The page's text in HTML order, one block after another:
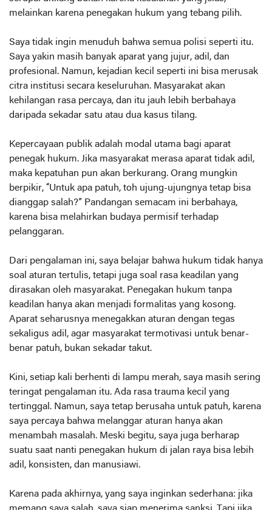
melainkan karena penegakan hukum yang tebang pilih.
Saya tidak ingin menuduh bahwa semua polisi seperti itu.
Saya yakin masih banyak aparat yang jujur, adil, dan
profesional. Namun, kejadian kecil seperti ini bisa merusak
citra institusi secara keseluruhan. Masyarakat akan
kehilangan rasa percaya, dan itu jauh lebih berbahaya
daripada sekadar satu atau dua kasus tilang.
Kepercayaan publik adalah modal utama bagi aparat
penegak hukum. Jika masyarakat merasa aparat tidak adil,
maka kepatuhan pun akan berkurang. Orang mungkin
berpikir, “Untuk apa patuh, toh ujung-ujungnya tetap bisa
dianggap salah?” Pandangan semacam ini berbahaya,
karena bisa melahirkan budaya permisif terhadap
pelanggaran.
Dari pengalaman ini, saya belajar bahwa hukum tidak hanya
soal aturan tertulis, tetapi juga soal rasa keadilan yang
dirasakan oleh masyarakat. Penegakan hukum tanpa
keadilan hanya akan menjadi formalitas yang kosong.
Aparat seharusnya menegakkan aturan dengan tegas
sekaligus adil, agar masyarakat termotivasi untuk benar-
benar patuh, bukan sekadar takut.
Kini, setiap kali berhenti di lampu merah, saya masih sering
teringat pengalaman itu. Ada rasa trauma kecil yang
tertinggal. Namun, saya tetap berusaha untuk patuh, karena
saya percaya bahwa melanggar aturan hanya akan
menambah masalah. Meski begitu, saya juga berharap
suatu saat nanti penegakan hukum di jalan raya bisa lebih
adil, konsisten, dan manusiawi.
Karena pada akhirnya, yang saya inginkan sederhana: jika